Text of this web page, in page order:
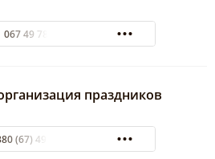
067 49 78 373
праздников
(67) 497-83-73